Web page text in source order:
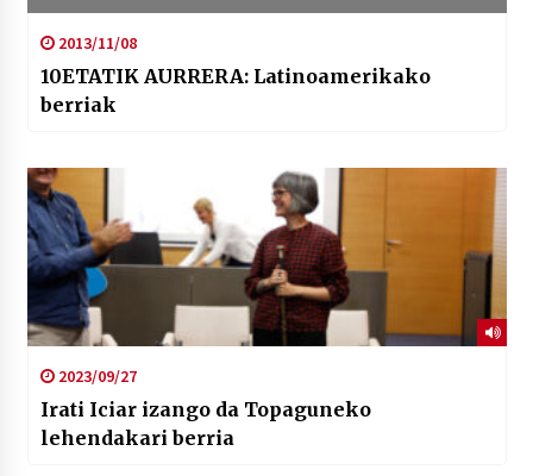
2013/11/08
10ETATIK AURRERA: Latinoamerikako
berriak
2023/09/27
Irati Iciar izango da Topaguneko
lehendakari berria